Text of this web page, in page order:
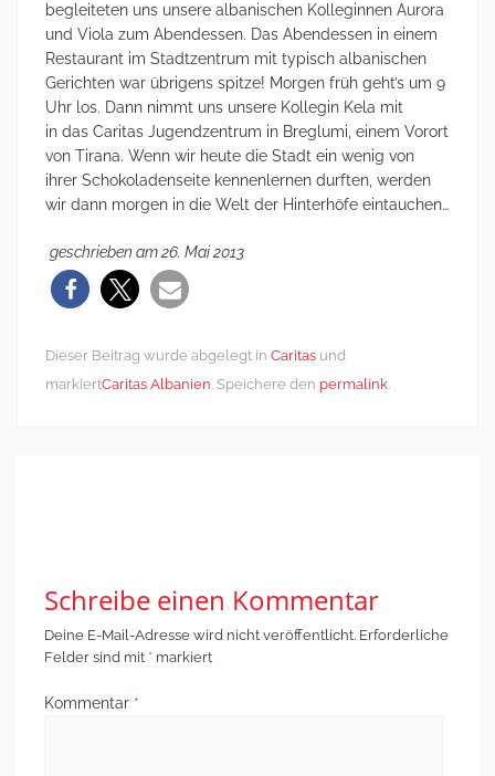
begleiteten uns unsere albanischen Kolleginnen Aurora
und Viola zum Abendessen. Das Abendessen in einem
Restaurant im Stadtzentrum mit typisch albanischen
Gerichten war übrigens spitze! Morgen früh geht’s um 9
Uhr los. Dann nimmt uns unsere Kollegin Kela mit
in das Caritas Jugendzentrum in Breglumi, einem Vorort
von Tirana. Wenn wir heute die Stadt ein wenig von
ihrer Schokoladenseite kennenlernen durften, werden
wir dann morgen in die Welt der Hinterhöfe eintauchen…
geschrieben am 26. Mai 2013
Dieser Beitrag wurde abgelegt in Caritas und
markiertCaritas Albanien. Speichere den permalink.
Schreibe einen Kommentar
Deine E-Mail-Adresse wird nicht veröffentlicht. Erforderliche
Felder sind mit * markiert
Kommentar *